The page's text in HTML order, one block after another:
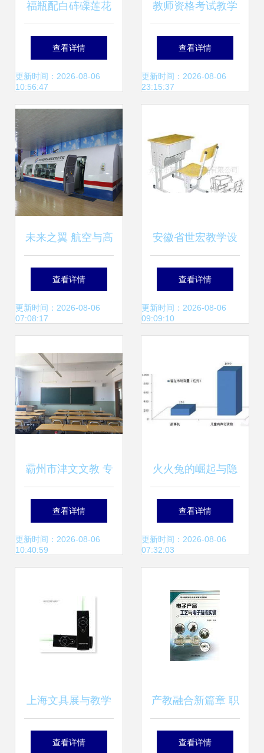
福瓶配白砗磲莲花
珠黑桃木雕刻和谐
花瓶汽车钥匙扣 一
份驾驶中的禅意点
缀
查看详情
更新时间：2026-08-06
10:56:47
教师资格考试教学
演示用品的准备与
应用
查看详情
更新时间：2026-08-06
23:15:37
未来之翼 航空与高
铁教学模拟舱的多
维应用探析
查看详情
更新时间：2026-08-06
07:08:17
安徽省世宏教学设
备 教学演示用品领
域的创新者与供应
查看详情
更新时间：2026-08-06
09:09:10
霸州市津文文教 专
业教学黑板批发与
贵州教学演示用品
查看详情
更新时间：2026-08-06
10:40:59
火火兔的崛起与隐
忧 智能早教市场的
领跑者如何应对未
查看详情
更新时间：2026-08-06
07:32:03
上海文具展与教学
演示用品新趋势
查看详情
产教融合新篇章 职
业教育校企合作创
查看详情